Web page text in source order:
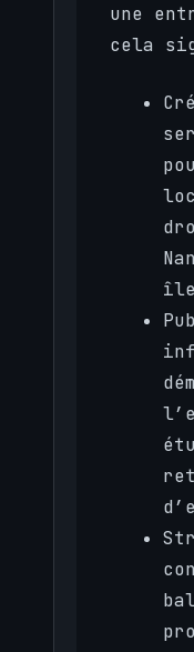
une
cela
île